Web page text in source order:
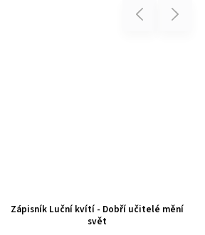
Previous
Zápisník Luční kvítí - Dobří učitelé mění
svět
Next